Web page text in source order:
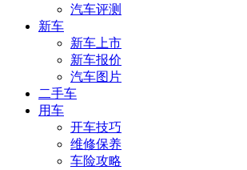
汽车评测
新车
新车上市
新车报价
汽车图片
二手车
用车
开车技巧
维修保养
车险攻略